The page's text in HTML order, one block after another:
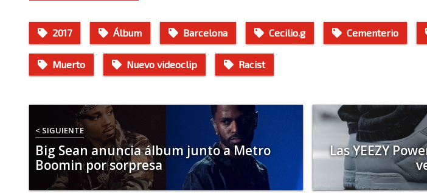
2017 Álbum Barcelona Cecilio.g Cementerio
Muerto Nuevo videoclip Racist
< SIGUIENTE
Big Sean anuncia álbum junto a Metro
Boomin por sorpresa
Las YEEZY